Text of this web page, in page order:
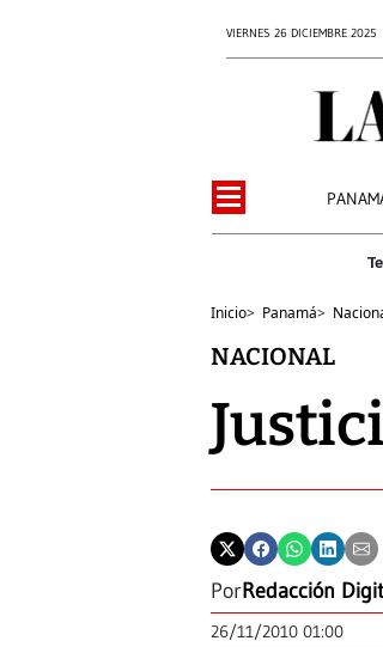
VIERNES 26 DICIEMBRE 2025
Inicio> Panamá>
NACIONAL
PorRedacción
26/11/2010 01:00